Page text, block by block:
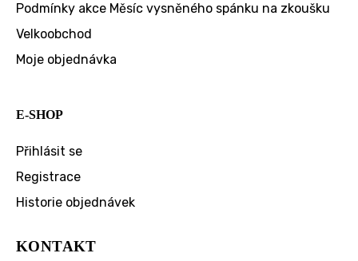
Podmínky akce Měsíc vysněného spánku na zkoušku
Velkoobchod
Moje objednávka
E-SHOP
Přihlásit se
Registrace
Historie objednávek
KONTAKT